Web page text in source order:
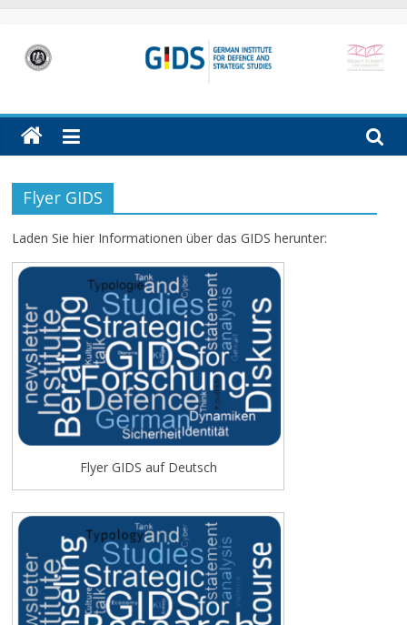
contentGIDS
German
Institute
Defence
and
Strategic
(GIDS)
Hamburg
Flyer GIDS
Laden Sie hier Informationen über das GIDS herunter:
Flyer GIDS auf Deutsch